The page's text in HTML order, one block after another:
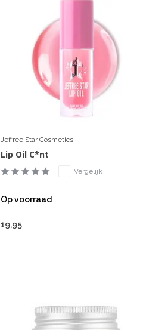
Jeffree Star Cosmetics
Lip Oil C*nt
Vergelijk
Op voorraad
19,95